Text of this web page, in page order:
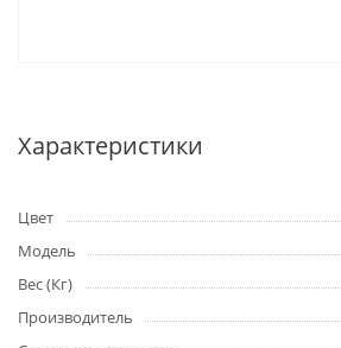
Характеристики
Цвет
Модель
Вес (Кг)
Производитель